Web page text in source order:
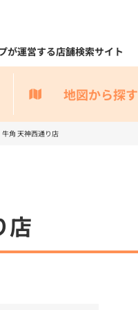
が運営する店舗検索サイト
地図から探す
牛角 天神西通り店
店